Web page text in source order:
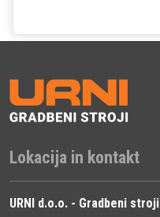
Lokacija in kontakt
URNI d.o.o. - Gradbeni stroji